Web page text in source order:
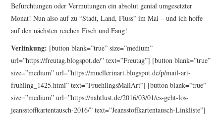
Befürchtungen oder Vermutungen ein absolut genial umgesetzter
Monat! Nun also auf zu “Stadt, Land, Fluss” im Mai – und ich hoffe
auf den nächsten reichen Fisch und Fang!
Verlinkung: [button blank=”true” size=”medium”
url=”https://freutag.blogspot.de/” text=”Freutag”] [button blank=”true”
size=”medium” url=”https://muellerinart.blogspot.de/p/mail-art-
fruhling_1425.html” text=”FruehlingsMailArt”] [button blank=”true”
size=”medium” url=”https://nahtlust.de/2016/03/01/es-geht-los-
jeansstoffkartentausch-2016/” text=”Jeansstoffkartentausch-Linkliste”]